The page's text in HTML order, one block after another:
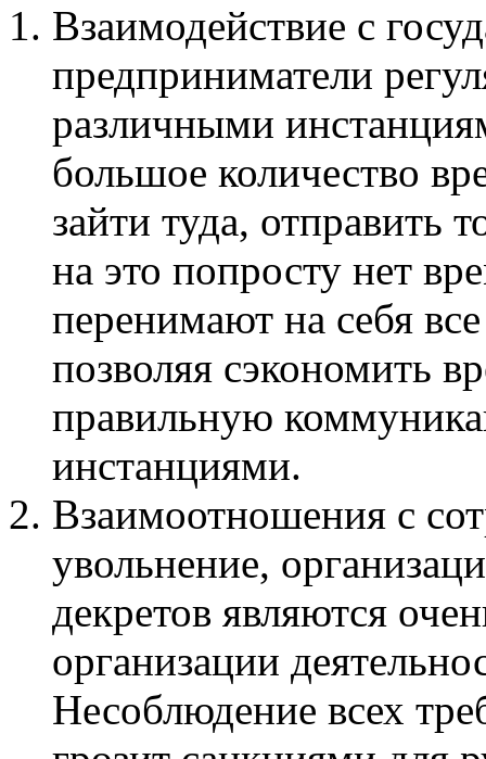
Взаимодействие с
предприниматели
различными
большое количество
зайти туда, отправить
на это попросту нет
перенимают на себя
позволяя сэкономить
правильную
инстанциями.
Взаимоотношения с
увольнение,
декретов являются
организации
Несоблюдение всех